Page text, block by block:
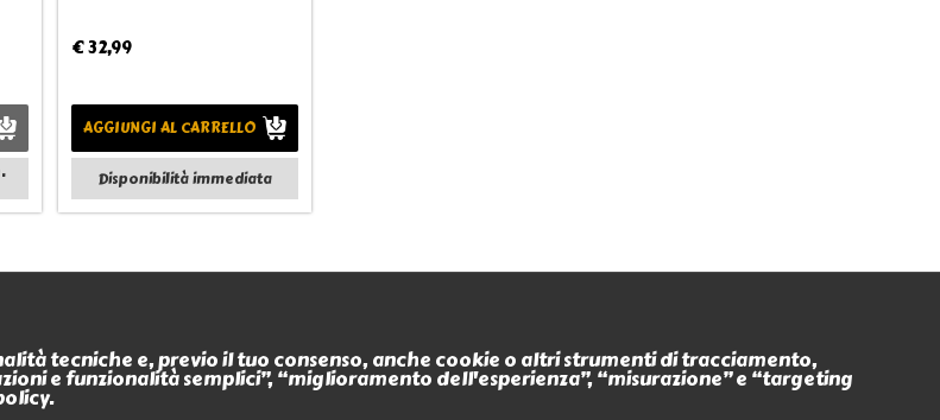
€ 32,99
AGGIUNGI AL CARRELLO
Disponibilità immediata
Contatti
Termini e condizioni
Privacy policy
Eventi
tecniche e, previo il tuo consenso, anche cookie o altri strumenti di tracciamento,
e funzionalità semplici”, “miglioramento dell'esperienza”, “misurazione” e “targeting